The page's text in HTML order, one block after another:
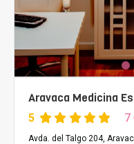
Aravaca Medicina
5 7
Avda. del Talgo 204,